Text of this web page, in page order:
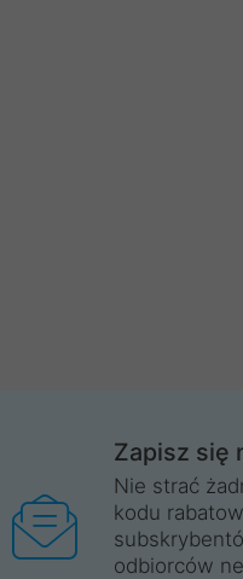
Zapisz się
Nie strać
kodu
odbiorców